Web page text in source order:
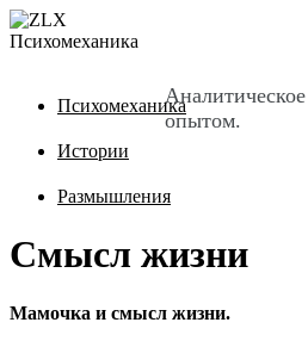
Психомеханика
опытом.
Психомеханика
Истории
Размышления
Cмысл жизни
Мамочка и смысл жизни.